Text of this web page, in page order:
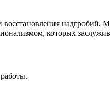
надгробий.
которых